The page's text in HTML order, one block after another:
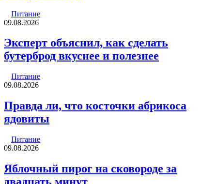
Питание
09.08.2026
Эксперт объяснил, как сделать
бутерброд вкуснее и полезнее
Питание
09.08.2026
Правда ли, что косточки абрикоса
ядовиты
Питание
09.08.2026
Яблочный пирог на сковороде за